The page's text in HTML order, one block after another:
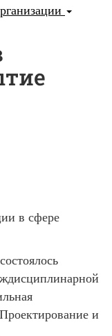
в сфере
и